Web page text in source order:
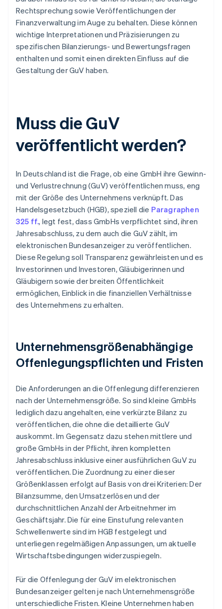
Rechtsprechung sowie Veröffentlichungen der
Finanzverwaltung im Auge zu behalten. Diese können
wichtige Interpretationen und Präzisierungen zu
spezifischen Bilanzierungs- und Bewertungsfragen
enthalten und somit einen direkten Einfluss auf die
Gestaltung der GuV haben.
Muss die GuV
veröffentlicht werden?
In Deutschland ist die Frage, ob eine GmbH ihre Gewinn-
und Verlustrechnung (GuV) veröffentlichen muss, eng
mit der Größe des Unternehmens verknüpft. Das
Handelsgesetzbuch (HGB), speziell die Paragraphen
325 ff., legt fest, dass GmbHs verpflichtet sind, ihren
Jahresabschluss, zu dem auch die GuV zählt, im
elektronischen Bundesanzeiger zu veröffentlichen.
Diese Regelung soll Transparenz gewährleisten und es
Investorinnen und Investoren, Gläubigerinnen und
Gläubigern sowie der breiten Öffentlichkeit
ermöglichen, Einblick in die finanziellen Verhältnisse
des Unternehmens zu erhalten.
Unternehmensgrößenabhängige
Offenlegungspflichten und Fristen
Die Anforderungen an die Offenlegung differenzieren
nach der Unternehmensgröße. So sind kleine GmbHs
lediglich dazu angehalten, eine verkürzte Bilanz zu
veröffentlichen, die ohne die detaillierte GuV
auskommt. Im Gegensatz dazu stehen mittlere und
große GmbHs in der Pflicht, ihren kompletten
Jahresabschluss inklusive einer ausführlichen GuV zu
veröffentlichen. Die Zuordnung zu einer dieser
Größenklassen erfolgt auf Basis von drei Kriterien: Der
Bilanzsumme, den Umsatzerlösen und der
durchschnittlichen Anzahl der Arbeitnehmer im
Geschäftsjahr. Die für eine Einstufung relevanten
Schwellenwerte sind im HGB festgelegt und
unterliegen regelmäßigen Anpassungen, um aktuelle
Wirtschaftsbedingungen widerzuspiegeln.
Für die Offenlegung der GuV im elektronischen
Bundesanzeiger gelten je nach Unternehmensgröße
unterschiedliche Fristen. Kleine Unternehmen haben